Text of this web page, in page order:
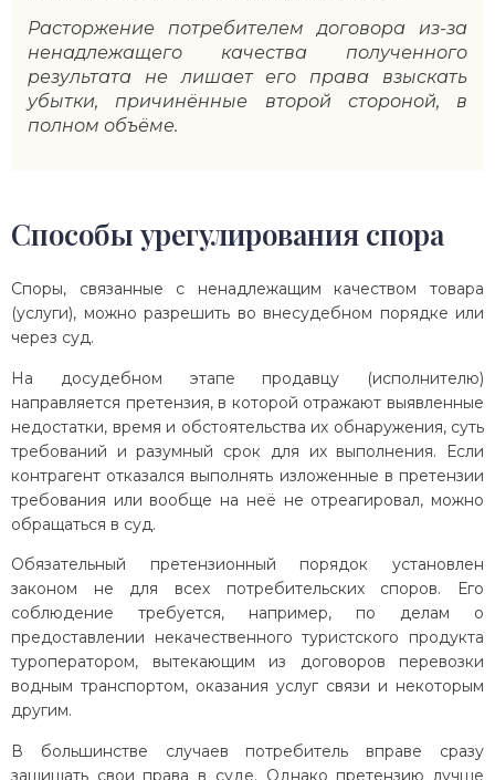
Расторжение потребителем договора из-за
ненадлежащего качества полученного
результата не лишает его права взыскать
убытки, причинённые второй стороной, в
полном объёме.
Способы урегулирования спора
Споры, связанные с ненадлежащим качеством товара
(услуги), можно разрешить во внесудебном порядке или
через суд.
На досудебном этапе продавцу (исполнителю)
направляется претензия, в которой отражают выявленные
недостатки, время и обстоятельства их обнаружения, суть
требований и разумный срок для их выполнения. Если
контрагент отказался выполнять изложенные в претензии
требования или вообще на неё не отреагировал, можно
обращаться в суд.
Обязательный претензионный порядок установлен
законом не для всех потребительских споров. Его
соблюдение требуется, например, по делам о
предоставлении некачественного туристского продукта
туроператором, вытекающим из договоров перевозки
водным транспортом, оказания услуг связи и некоторым
другим.
В большинстве случаев потребитель вправе сразу
защищать свои права в суде. Однако претензию лучше